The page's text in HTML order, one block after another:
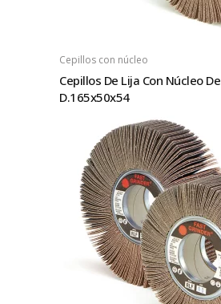
Cepillos con núcleo
Cepillos De Lija Con Núcleo De
D.165x50x54